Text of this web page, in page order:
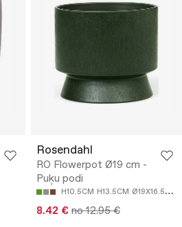
Rosendahl
RO Flowerpot Ø19 cm -
Puķu podi
H10.5CM H13.5CM Ø19X16.5CM
8.42 € no 12.95 €